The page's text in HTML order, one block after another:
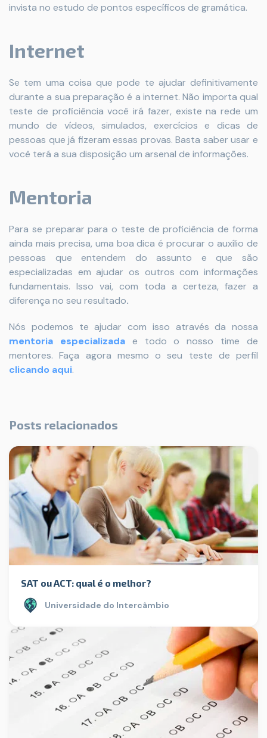
invista no estudo de pontos específicos de gramática.
Internet
Se tem uma coisa que pode te ajudar definitivamente
durante a sua preparação é a internet. Não importa qual
teste de proficiência você irá fazer, existe na rede um
mundo de vídeos, simulados, exercícios e dicas de
pessoas que já fizeram essas provas. Basta saber usar e
você terá a sua disposição um arsenal de informações.
Mentoria
Para se preparar para o teste de proficiência de forma
ainda mais precisa, uma boa dica é procurar o auxílio de
pessoas que entendem do assunto e que são
especializadas em ajudar os outros com informações
fundamentais. Isso vai, com toda a certeza, fazer a
diferença no seu resultado.
Nós podemos te ajudar com isso através da nossa
mentoria especializadae todo o nosso time de
mentores. Faça agora mesmo o seu teste de perfil
clicando aqui.
Posts relacionados
SAT ou ACT: qual é o melhor?
Universidade do Intercâmbio